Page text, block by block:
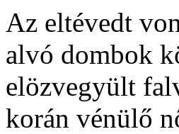
Az eltévedt
alvó dombok
elözvegyült
korán vénülő